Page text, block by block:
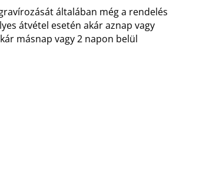
általában még a rendelés
átvétel esetén akár aznap vagy
másnap vagy 2 napon belül